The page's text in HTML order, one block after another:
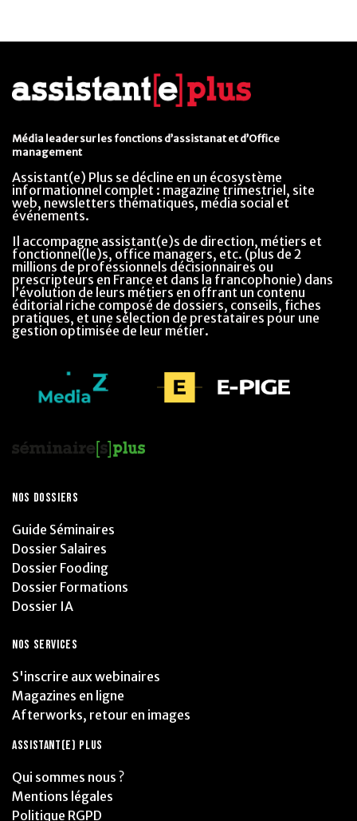
Média leader sur les fonctions d’assistanat et d’Office
management
Assistant(e) Plus se décline en un écosystème
informationnel complet : magazine trimestriel, site
web, newsletters thématiques, média social et
événements.
Il accompagne assistant(e)s de direction, métiers et
fonctionnel(le)s, office managers, etc. (plus de 2
millions de professionnels décisionnaires ou
prescripteurs en France et dans la francophonie) dans
l’évolution de leurs métiers en offrant un contenu
éditorial riche composé de dossiers, conseils, fiches
pratiques, et une sélection de prestataires pour une
gestion optimisée de leur métier.
NOS DOSSIERS
Guide Séminaires
Dossier Salaires
Dossier Fooding
Dossier Formations
Dossier IA
NOS SERVICES
S'inscrire aux webinaires
Magazines en ligne
Afterworks, retour en images
ASSISTANT(E) PLUS
Qui sommes nous ?
Mentions légales
Politique RGPD